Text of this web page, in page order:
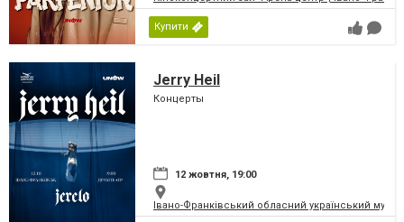
Купити
Jerry Heil
Концерты
12 жовтня, 19:00
Івано-Франківський обласний український